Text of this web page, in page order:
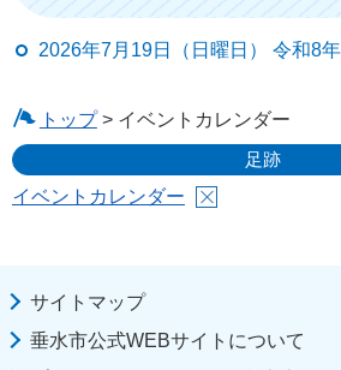
2026年7月19日（日曜日） 令和8
トップ> イベントカレンダー
足跡
イベントカレンダー
サイトマップ
垂水市公式WEBサイトについて